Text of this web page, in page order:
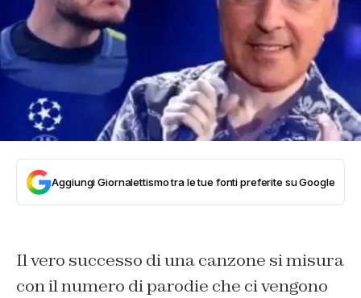
Aggiungi Giornalettismo tra le tue fonti preferite su Google
Il vero successo di una canzone si misura
con il numero di parodie che ci vengono